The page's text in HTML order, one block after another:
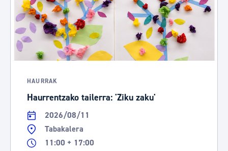
HAURRAK
Haurrentzako tailerra: 'Ziku zaku'
2026/08/11
Tabakalera
11:00 + 17:00